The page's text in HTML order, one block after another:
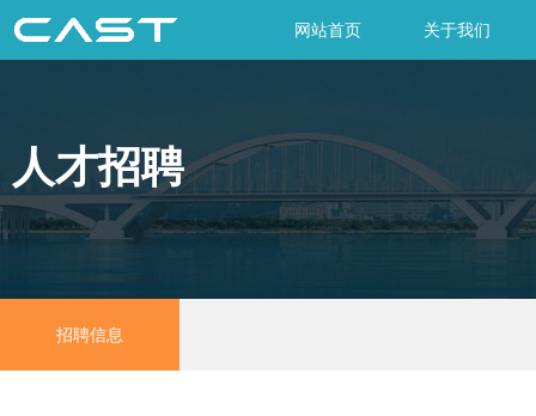
网站首页 关于我们
人才招聘
招聘信息